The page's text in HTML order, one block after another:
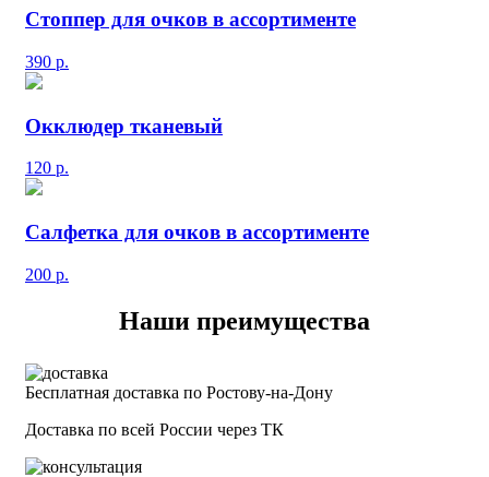
Стоппер для очков в ассортименте
390 р.
Окклюдер тканевый
120 р.
Салфетка для очков в ассортименте
200 р.
Наши преимущества
Бесплатная доставка по Ростову-на-Дону
Доставка по всей России через ТК